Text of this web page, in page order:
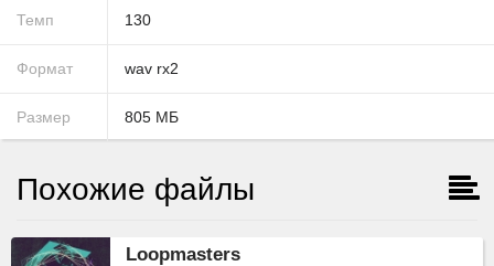
Темп 130
Формат wav rx2
Размер 805 МБ
Похожие файлы
Loopmasters